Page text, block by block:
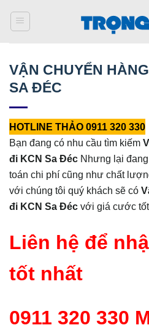
qua
VẬN CHUYỂN
SA ĐÉC
HOTLINE THẢO 0911 320 330
Bạn đang có nhu cầu tìm kiếm
đi KCN Sa Đéc Nhưng lại
toán chi phí cũng như chất
với chúng tôi quý khách sẽ có
đi KCN Sa Đéc với giá cước
Liên hệ để
tốt nhất
0911 320 330